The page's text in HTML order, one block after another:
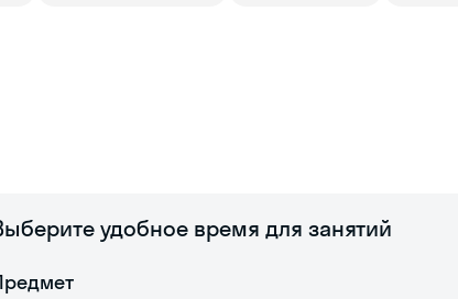
удобное время для занятий